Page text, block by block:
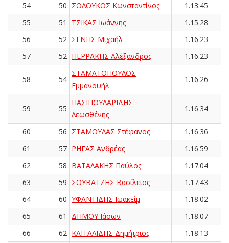
54
50 ΣΟΛΟΥΚΟΣ Κωνσταντίνος
1.13.45
55
51 ΤΣΙΚΑΣ Ιωάννης
1.15.28
56
52 ΣΕΝΗΣ Μιχαήλ
1.16.23
57
52 ΠΕΡΡΑΚΗΣ Αλέξανδρος 1.16.23
58 54
ΣΤΑΜΑΤΟΠΟΥΛΟΣ
Εμμανουήλ
1.16.26
59 55
ΠΑΣΙΠΟΥΛΑΡΙΔΗΣ
Λεωσθένης
1.16.34
60 56 ΣΤΑΜΟΥΛΑΣ Στέφανος
1.16.36
61
57 ΡΗΓΑΣ Ανδρέας
1.16.59
62
58 ΒΑΤΑΛΑΚΗΣ Παύλος
1.17.04
63
59 ΣΟΥΒΑΤΖΗΣ Βασίλειος
1.17.43
64
60 ΥΦΑΝΤΙΔΗΣ Ιωακείμ
1.18.02
65
61 ΔΗΜΟΥ Ιάσων
1.18.07
66
62 ΚΑΪΤΑΛΙΔΗΣ Δημήτριος 1.18.13